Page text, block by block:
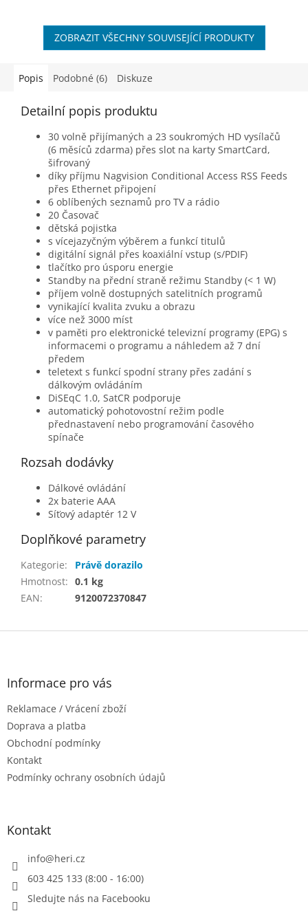
ZOBRAZIT VŠECHNY SOUVISEJÍCÍ PRODUKTY
Popis Podobné (6) Diskuze
Detailní popis produktu
30 volně přijímaných a 23 soukromých HD vysílačů
(6 měsíců zdarma) přes slot na karty SmartCard,
šifrovaný
díky příjmu Nagvision Conditional Access RSS Feeds
přes Ethernet připojení
6 oblíbených seznamů pro TV a rádio
20 Časovač
dětská pojistka
s vícejazyčným výběrem a funkcí titulů
digitální signál přes koaxiální vstup (s/PDIF)
tlačítko pro úsporu energie
Standby na přední straně režimu Standby (< 1 W)
příjem volně dostupných satelitních programů
vynikající kvalita zvuku a obrazu
více než 3000 míst
v paměti pro elektronické televizní programy (EPG) s
informacemi o programu a náhledem až 7 dní
předem
teletext s funkcí spodní strany přes zadání s
dálkovým ovládáním
DiSEqC 1.0, SatCR podporuje
automatický pohotovostní režim podle
přednastavení nebo programování časového
spínače
Rozsah dodávky
Dálkové ovládání
2x baterie AAA
Síťový adaptér 12 V
Doplňkové parametry
Kategorie:
Právě dorazilo
Hmotnost: 0.1 kg
EAN: 9120072370847
Z
Informace pro vás
Reklamace / Vrácení zboží
Doprava a platba
Obchodní podmínky
Kontakt
Podmínky ochrany osobních údajů
Kontakt
info@heri.cz
603 425 133 (8:00 - 16:00)
Sledujte nás na Facebooku